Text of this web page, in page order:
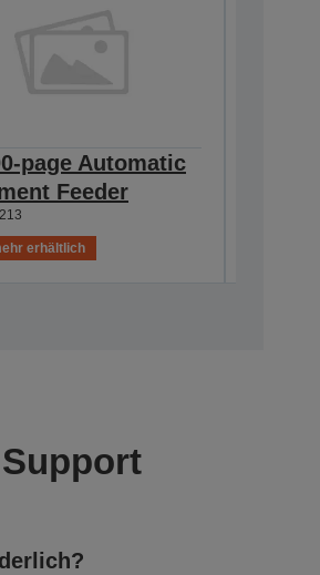
page Automatic
Feeder
erhältlich
Support